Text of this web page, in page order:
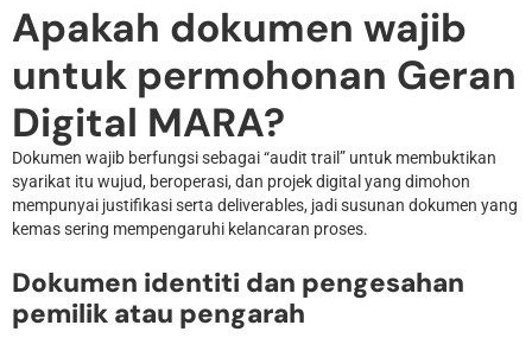
Apakah dokumen wajib
untuk permohonan Geran
Digital MARA?
Dokumen wajib berfungsi sebagai “audit trail” untuk membuktikan
syarikat itu wujud, beroperasi, dan projek digital yang dimohon
mempunyai justifikasi serta deliverables, jadi susunan dokumen yang
kemas sering mempengaruhi kelancaran proses.
Dokumen identiti dan pengesahan
pemilik atau pengarah